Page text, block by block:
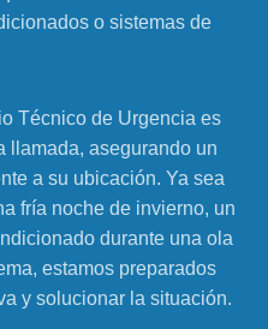
o sistemas de
Técnico de Urgencia es
llamada, asegurando un
a su ubicación. Ya sea
fría noche de invierno, un
durante una ola
estamos preparados
y solucionar la situación.